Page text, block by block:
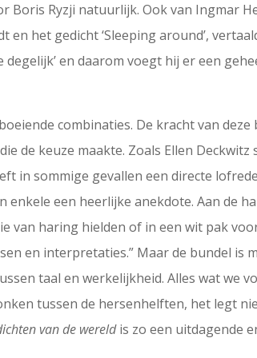
Boris Ryzji natuurlijk. Ook van Ingmar
het gedicht ‘Sleeping around’,
en daarom voegt hij er een
combinaties. De kracht van
de keuze maakte. Zoals Ellen Deckwitz
in sommige gevallen een directe
een heerlijke anekdote. Aan de
van haring hielden of in een wit pak
en interpretaties.” Maar de bundel is
taal en werkelijkheid. Alles wat we
tussen de hersenhelften, het legt
van de wereldis zo een uitdagende